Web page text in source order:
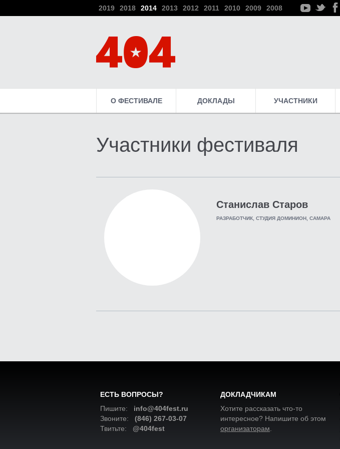
2019 2018 2014 2013 2012 2011 2010 2009 2008
О ФЕСТИВАЛЕ ДОКЛАДЫ УЧАСТНИКИ
Участники фестиваля
Станислав Старов
РАЗРАБОТЧИК, СТУДИЯ ДОМИНИОН, САМАРА
ЕСТЬ ВОПРОСЫ?
Пишите: info@404fest.ru
Звоните: (846) 267-03-07
Твитьте: @404fest
ДОКЛАДЧИКАМ
Хотите рассказать что-то
интересное? Напишите об этом
организаторам